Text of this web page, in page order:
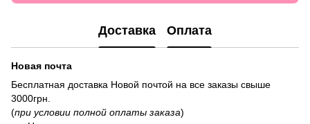
Доставка Оплата
Новая почта
Бесплатная доставка Новой почтой на все заказы свыше
3000грн.
(при условии полной оплаты заказа)